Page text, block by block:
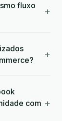
fluxo
+
+
com +